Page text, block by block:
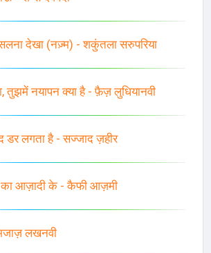
देखा (नज़्म) - शकुंतला सरुपरिया
तुझमें नयापन क्या है - फ़ैज़ लुधियानवी
डर लगता है - सज्जाद ज़हीर
का आज़ादी के - कैफी आज़मी
लखनवी